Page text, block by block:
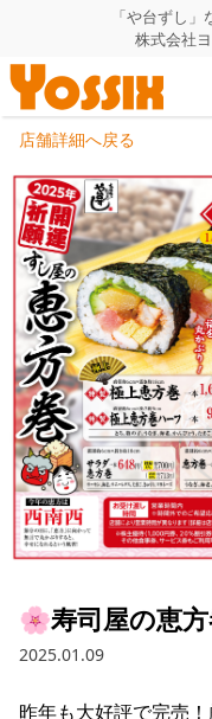
「や台ずし
株式会社
HOME
企業情報
企業情報トップ
代表者あいさつ
グループ会社
会社概要
沿革
経営陣
組織図
所在地
事業一覧
飲食事業紹介
飲食事業紹介ト
や台ずし
ニパチ
焼とりてっぱん
IR（株主・投資
IR情報トップ
会長メッセージ
コーポレートガ
採用情報
採用情報トップ
パート・アルバ
店舗物件・店舗施
お問い合わせ
店舗詳細へ戻る
🌸寿司屋の恵
2025.01.09
昨年も大好評で完売！